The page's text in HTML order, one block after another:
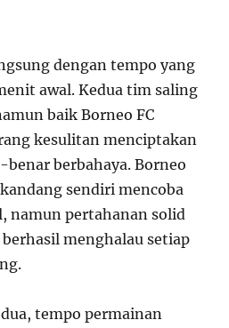
dengan tempo yang
awal. Kedua tim saling
baik Borneo FC
kesulitan menciptakan
berbahaya. Borneo
sendiri mencoba
namun pertahanan solid
berhasil menghalau setiap
tempo permainan